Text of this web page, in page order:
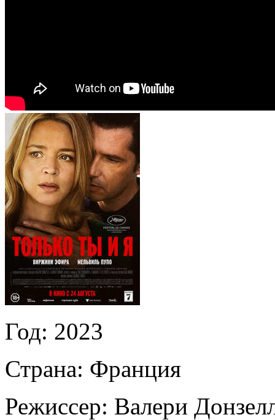
Год: 2023
Страна: Франция
Режиссер: Валери